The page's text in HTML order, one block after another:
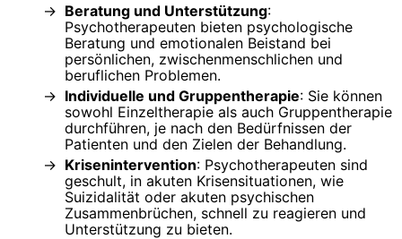
Beratung und Unterstützung:
Psychotherapeuten bieten psychologische
Beratung und emotionalen Beistand bei
persönlichen, zwischenmenschlichen und
beruflichen Problemen.
Individuelle und Gruppentherapie: Sie können
sowohl Einzeltherapie als auch Gruppentherapie
durchführen, je nach den Bedürfnissen der
Patienten und den Zielen der Behandlung.
Krisenintervention: Psychotherapeuten sind
geschult, in akuten Krisensituationen, wie
Suizidalität oder akuten psychischen
Zusammenbrüchen, schnell zu reagieren und
Unterstützung zu bieten.